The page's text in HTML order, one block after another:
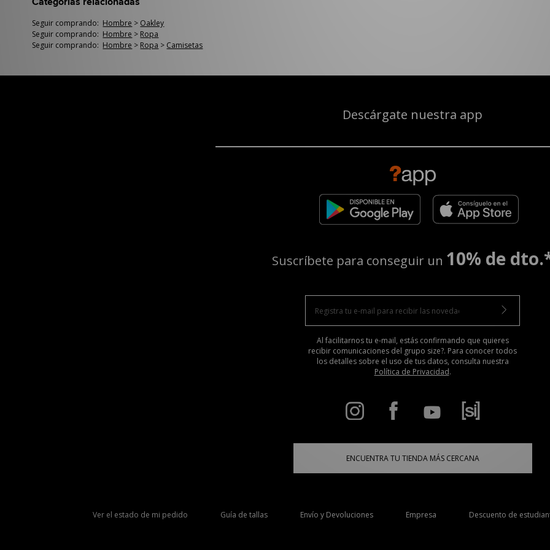
Seguir comprando: Hombre > Oakley
Seguir comprando: Hombre > Ropa
Seguir comprando: Hombre > Ropa > Camisetas
Descárgate nuestra app
Suscríbete para conseguir un 10% de
Al facilitarnos tu e-mail, estás confirmando que quieres
recibir comunicaciones del grupo size?. Para conocer todos
los detalles sobre el uso de tus datos, consulta nuestra
Política de Privacidad.
ENCUENTRA TU TIENDA MÁS CERCANA
Ver el estado de mi pedido Guía de tallas Envío y Devoluciones Empresa Descuento de